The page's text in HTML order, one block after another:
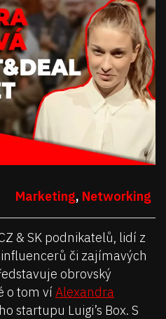
Marketing, Networking
& SK podnikatelů, lidí z
či zajímavých
obrovský
o tom víAlexandra
startupu Luigi’s Box. S